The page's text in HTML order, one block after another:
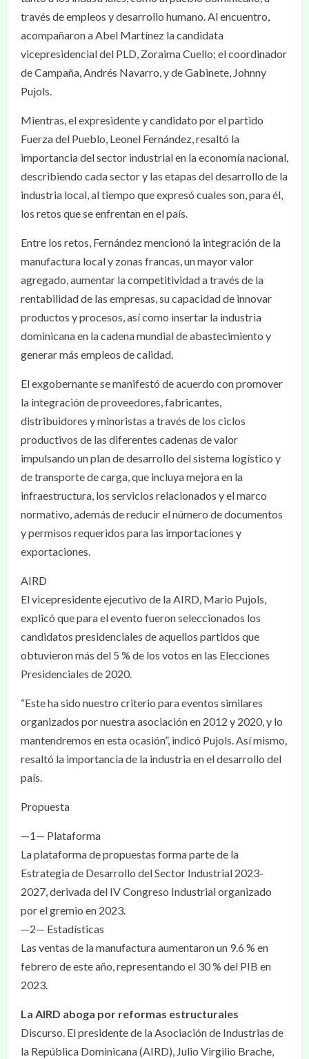
través de empleos y desarrollo humano. Al encuentro,
acompañaron a Abel Martínez la candidata
vicepresidencial del PLD, Zoraima Cuello; el coordinador
de Campaña, Andrés Navarro, y de Gabinete, Johnny
Pujols.
Mientras, el expresidente y candidato por el partido
Fuerza del Pueblo, Leonel Fernández, resaltó la
importancia del sector industrial en la economía nacional,
describiendo cada sector y las etapas del desarrollo de la
industria local, al tiempo que expresó cuales son, para él,
los retos que se enfrentan en el país.
Entre los retos, Fernández mencionó la integración de la
manufactura local y zonas francas, un mayor valor
agregado, aumentar la competitividad a través de la
rentabilidad de las empresas, su capacidad de innovar
productos y procesos, así como insertar la industria
dominicana en la cadena mundial de abastecimiento y
generar más empleos de calidad.
El exgobernante se manifestó de acuerdo con promover
la integración de proveedores, fabricantes,
distribuidores y minoristas a través de los ciclos
productivos de las diferentes cadenas de valor
impulsando un plan de desarrollo del sistema logístico y
de transporte de carga, que incluya mejora en la
infraestructura, los servicios relacionados y el marco
normativo, además de reducir el número de documentos
y permisos requeridos para las importaciones y
exportaciones.
AIRD
El vicepresidente ejecutivo de la AIRD, Mario Pujols,
explicó que para el evento fueron seleccionados los
candidatos presidenciales de aquellos partidos que
obtuvieron más del 5 % de los votos en las Elecciones
Presidenciales de 2020.
“Este ha sido nuestro criterio para eventos similares
organizados por nuestra asociación en 2012 y 2020, y lo
mantendremos en esta ocasión”, indicó Pujols. Así mismo,
resaltó la importancia de la industria en el desarrollo del
país.
Propuesta
—1— Plataforma
La plataforma de propuestas forma parte de la
Estrategia de Desarrollo del Sector Industrial 2023-
2027, derivada del IV Congreso Industrial organizado
por el gremio en 2023.
—2— Estadísticas
Las ventas de la manufactura aumentaron un 9.6 % en
febrero de este año, representando el 30 % del PIB en
2023.
La AIRD aboga por reformas estructurales
Discurso. El presidente de la Asociación de Industrias de
la República Dominicana (AIRD), Julio Virgilio Brache,